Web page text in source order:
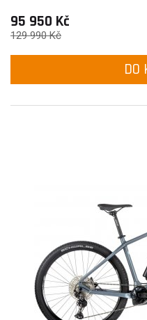
95 950 Kč
129 990 Kč
DO